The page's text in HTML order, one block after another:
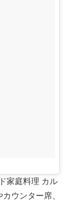
家庭料理 カル
ウンター席、